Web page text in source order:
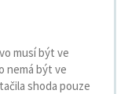
musí být ve
nemá být ve
shoda pouze